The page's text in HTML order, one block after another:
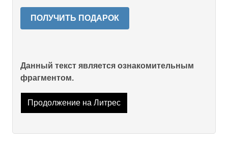
ПОЛУЧИТЬ ПОДАРОК
Данный текст является ознакомительным
фрагментом.
Продолжение на Литрес